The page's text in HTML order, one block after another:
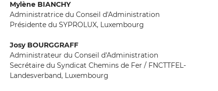
Mylène BIANCHY
Administratrice du Conseil d'Administration
Présidente du SYPROLUX, Luxembourg
Josy BOURGGRAFF
Administrateur du Conseil d'Administration
Secrétaire du Syndicat Chemins de Fer / FNCTTFEL-
Landesverband, Luxembourg